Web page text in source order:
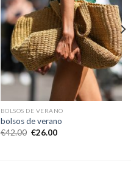
BOLSOS DE VERANO
bolsos de verano
€42.00 €26.00